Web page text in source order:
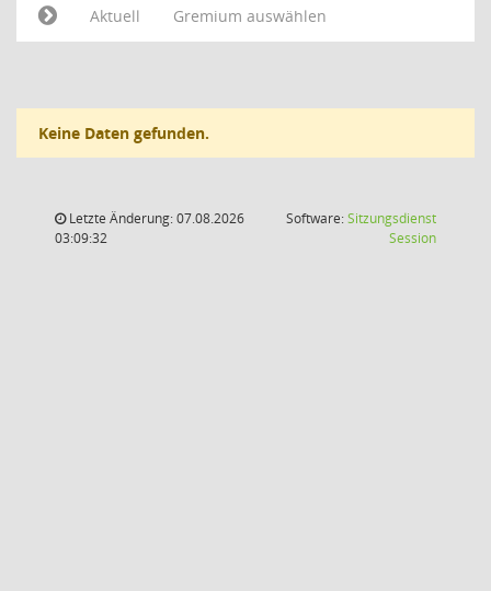
Aktuell
Gremium auswählen
Keine Daten gefunden.
Letzte Änderung: 07.08.2026
03:09:32
Software:Sitzungsdienst
Session(Wird in